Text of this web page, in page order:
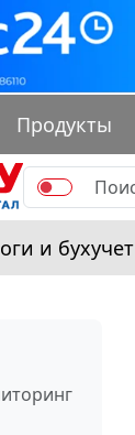
Продукты
и бухучет